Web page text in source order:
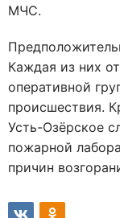
МЧС.
Каждая из них
оперативной
происшествия.
Усть-Озёрское
пожарной
причин